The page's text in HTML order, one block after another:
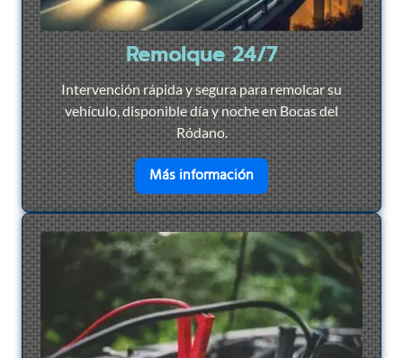
Remolque 24/7
Intervención rápida y segura para remolcar su
vehículo, disponible día y noche en Bocas del
Ródano.
Más informaciónen savoir plus sur